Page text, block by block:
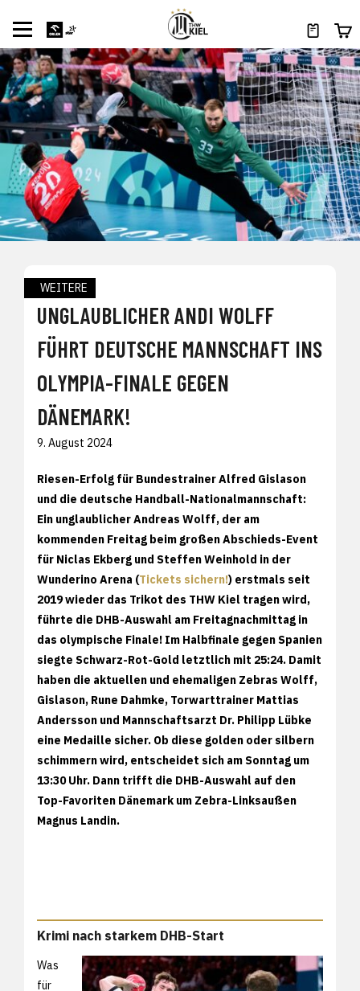
WEITERE
UNGLAUBLICHER ANDI WOLFF
FÜHRT DEUTSCHE MANNSCHAFT INS
OLYMPIA-FINALE GEGEN
DÄNEMARK!
9. August 2024
Riesen-Erfolg für Bundestrainer Alfred Gislason
und die deutsche Handball-Nationalmannschaft:
Ein unglaublicher Andreas Wolff, der am
kommenden Freitag beim großen Abschieds-Event
für Niclas Ekberg und Steffen Weinhold in der
Wunderino Arena (Tickets sichern!) erstmals seit
2019 wieder das Trikot des THW Kiel tragen wird,
führte die DHB-Auswahl am Freitagnachmittag in
das olympische Finale! Im Halbfinale gegen Spanien
siegte Schwarz-Rot-Gold letztlich mit 25:24. Damit
haben die aktuellen und ehemaligen Zebras Wolff,
Gislason, Rune Dahmke, Torwarttrainer Mattias
Andersson und Mannschaftsarzt Dr. Philipp Lübke
eine Medaille sicher. Ob diese golden oder silbern
schimmern wird, entscheidet sich am Sonntag um
13:30 Uhr. Dann trifft die DHB-Auswahl auf den
Top-Favoriten Dänemark um Zebra-Linksaußen
Magnus Landin.
Krimi nach starkem DHB-Start
Was
für